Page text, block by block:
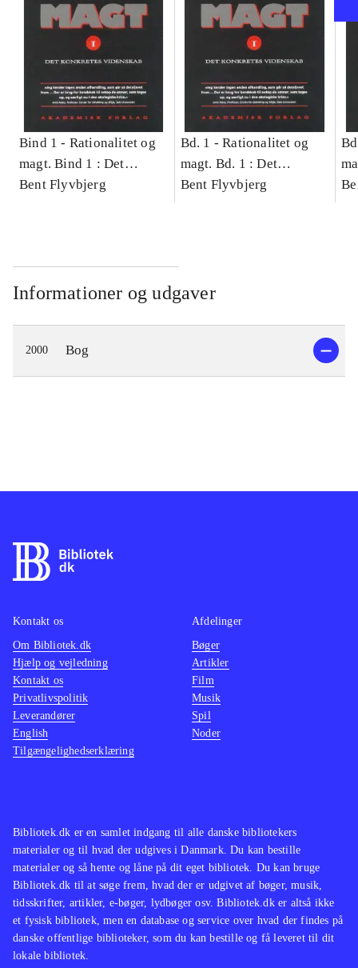
Bind 1 - Rationalitet og
magt. Bind 1 : Det
konkretes videnskab
Bent Flyvbjerg
Bd. 1 -Rationalitet og
magt. Bd. 1 : Det
konkretes videnskab
Bent Flyvbjerg
Informationer og udgaver
2000 Bog
Bibliotek.dk er en samlet indgang til alle danske bibliotekers
materialer og til hvad der udgives i Danmark. Du kan bestille
materialer og så hente og låne på dit eget bibliotek. Du kan bruge
Bibliotek.dk til at søge frem, hvad der er udgivet af bøger, musik,
tidsskrifter, artikler, e-bøger, lydbøger osv. Bibliotek.dk er altså ikke
et fysisk bibliotek, men en database og service over hvad der findes på
danske offentlige biblioteker, som du kan bestille og få leveret til dit
lokale bibliotek.
Kontakt os
Om Bibliotek.dk
Hjælp og vejledning
Kontakt os
Privatlivspolitik
Leverandører
English
Tilgængelighedserklæring
Afdelinger
Bøger
Artikler
Film
Musik
Spil
Noder